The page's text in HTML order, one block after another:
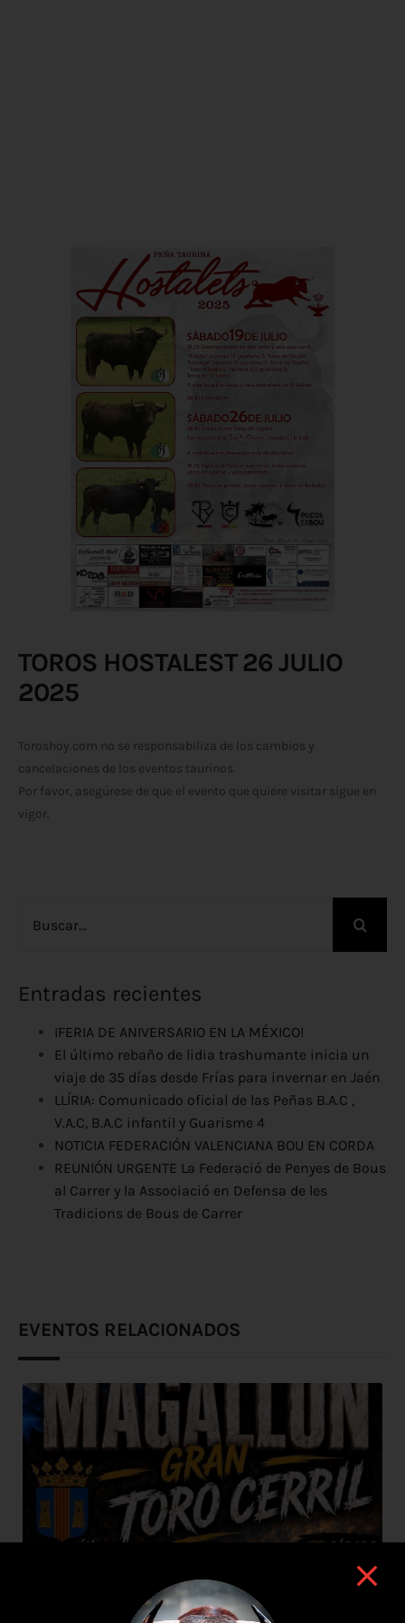
TOROS HOSTALEST 26 JULIO
2025
Toroshoy.com no se responsabiliza de los cambios y
cancelaciones de los eventos taurinos.
Por favor, asegúrese de que el evento que quiere visitar sigue en
vigor.
Entradas recientes
¡FERIA DE ANIVERSARIO EN LA MÉXICO!
El último rebaño de lidia trashumante inicia un
viaje de 35 días desde Frías para invernar en Jaén
LLÍRIA: Comunicado oficial de las Peñas B.A.C ,
V.A.C, B.A.C infantil y Guarisme 4
NOTICIA FEDERACIÓN VALENCIANA BOU EN CORDA
REUNIÓN URGENTE La Federació de Penyes de Bous
al Carrer y la Associació en Defensa de les
Tradicions de Bous de Carrer
EVENTOS RELACIONADOS